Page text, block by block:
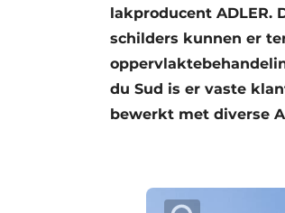
lakproducent ADLER.
schilders kunnen er
du Sud is er vaste
bewerkt met diverse